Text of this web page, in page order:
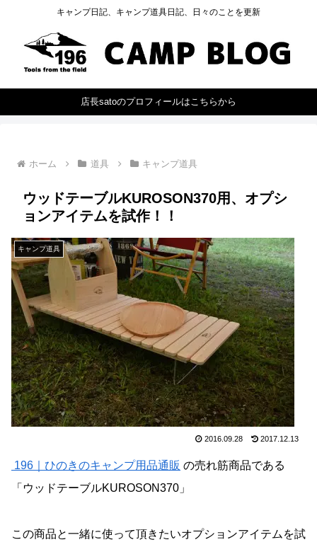
キャンプ日記、キャンプ道具日記、日々のことを更新
店長satoのプロフィールはこちらから
ホーム 道具 キャンプ道具
ウッドテーブルKUROSON370用、オプシ
ョンアイテムを試作！！
キャンプ道具
2016.09.28 2017.12.13
196｜ひのきのキャンプ用品通販 の売れ筋商品である
「ウッドテーブルKUROSON370」
この商品と一緒に使って頂きたいオプションアイテムを試